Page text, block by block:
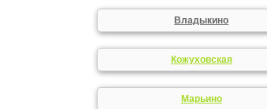
Владыкино
Кожуховская
Марьино